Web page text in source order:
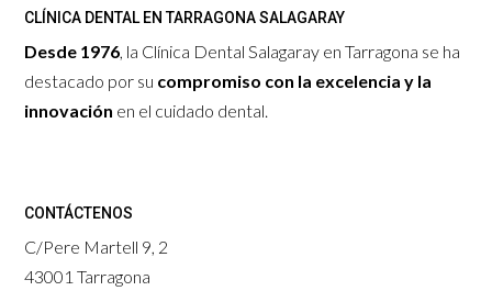
CLÍNICA DENTAL EN TARRAGONA SALAGARAY
Desde 1976, la Clínica Dental Salagaray en Tarragona se ha
destacado por su compromiso con la excelencia y la
innovación en el cuidado dental.
CONTÁCTENOS
C/Pere Martell 9, 2
43001 Tarragona